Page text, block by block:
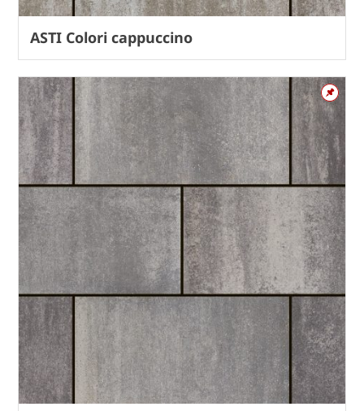
ASTI Colori cappuccino